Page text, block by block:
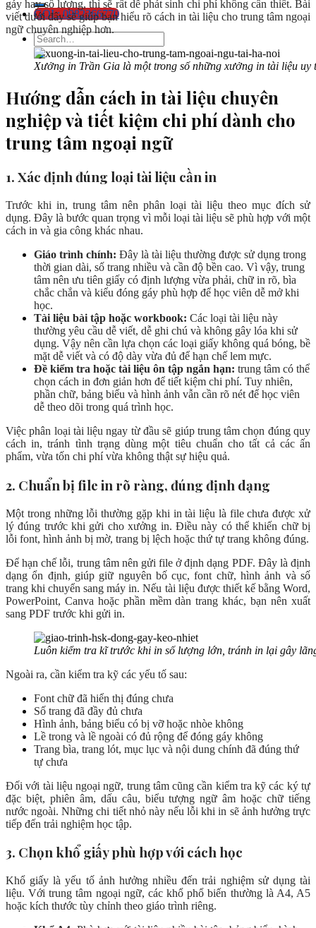
GỌI : 0982366770
gáy hay số lượng, thì sẽ rất dễ phát sinh chi phí không cần thiết. Bài
viết dưới đây sẽ giúp bạn hiểu rõ cách in tài liệu cho trung tâm ngoại
ngữ chuyên nghiệp hơn.
Xưởng in Trần Gia là một trong số những xưởng in tài liệu uy
Hướng dẫn cách in tài liệu chuyên
nghiệp và tiết kiệm chi phí dành cho
trung tâm ngoại ngữ
1. Xác định đúng loại tài liệu cần in
Trước khi in, trung tâm nên phân loại tài liệu theo mục đích sử
dụng. Đây là bước quan trọng vì mỗi loại tài liệu sẽ phù hợp với một
cách in và gia công khác nhau.
Giáo trình chính: Đây là tài liệu thường được sử dụng trong
thời gian dài, số trang nhiều và cần độ bền cao. Vì vậy, trung
tâm nên ưu tiên giấy có định lượng vừa phải, chữ in rõ, bìa
chắc chắn và kiểu đóng gáy phù hợp để học viên dễ mở khi
học.
Tài liệu bài tập hoặc workbook: Các loại tài liệu này
thường yêu cầu dễ viết, dễ ghi chú và không gây lóa khi sử
dụng. Vậy nên cần lựa chọn các loại giấy không quá bóng, bề
mặt dễ viết và có độ dày vừa đủ để hạn chế lem mực.
Đề kiểm tra hoặc tài liệu ôn tập ngắn hạn: trung tâm có thể
chọn cách in đơn giản hơn để tiết kiệm chi phí. Tuy nhiên,
phần chữ, bảng biểu và hình ảnh vẫn cần rõ nét để học viên
dễ theo dõi trong quá trình học.
Việc phân loại tài liệu ngay từ đầu sẽ giúp trung tâm chọn đúng quy
cách in, tránh tình trạng dùng một tiêu chuẩn cho tất cả các ấn
phẩm, vừa tốn chi phí vừa không thật sự hiệu quả.
2. Chuẩn bị file in rõ ràng, đúng định dạng
Một trong những lỗi thường gặp khi in tài liệu là file chưa được xử
lý đúng trước khi gửi cho xưởng in. Điều này có thể khiến chữ bị
lỗi font, hình ảnh bị mờ, trang bị lệch hoặc thứ tự trang không đúng.
Để hạn chế lỗi, trung tâm nên gửi file ở định dạng PDF. Đây là định
dạng ổn định, giúp giữ nguyên bố cục, font chữ, hình ảnh và số
trang khi chuyển sang máy in. Nếu tài liệu được thiết kế bằng Word,
PowerPoint, Canva hoặc phần mềm dàn trang khác, bạn nên xuất
sang PDF trước khi gửi in.
Luôn kiểm tra kĩ trước khi in số lượng lớn, tránh in lại gây
Ngoài ra, cần kiểm tra kỹ các yếu tố sau:
Font chữ đã hiển thị đúng chưa
Số trang đã đầy đủ chưa
Hình ảnh, bảng biểu có bị vỡ hoặc nhòe không
Lề trong và lề ngoài có đủ rộng để đóng gáy không
Trang bìa, trang lót, mục lục và nội dung chính đã đúng thứ
tự chưa
Đối với tài liệu ngoại ngữ, trung tâm cũng cần kiểm tra kỹ các ký tự
đặc biệt, phiên âm, dấu câu, biểu tượng ngữ âm hoặc chữ tiếng
nước ngoài. Những chi tiết nhỏ này nếu lỗi khi in sẽ ảnh hưởng trực
tiếp đến trải nghiệm học tập.
3. Chọn khổ giấy phù hợp với cách học
Khổ giấy là yếu tố ảnh hưởng nhiều đến trải nghiệm sử dụng tài
liệu. Với trung tâm ngoại ngữ, các khổ phổ biến thường là A4, A5
hoặc kích thước tùy chỉnh theo giáo trình riêng.